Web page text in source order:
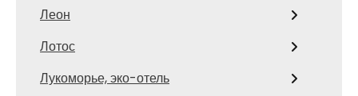
Леон
Лотос
Лукоморье, эко-отель